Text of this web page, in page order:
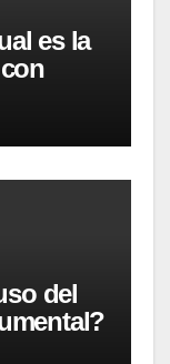
es la
del